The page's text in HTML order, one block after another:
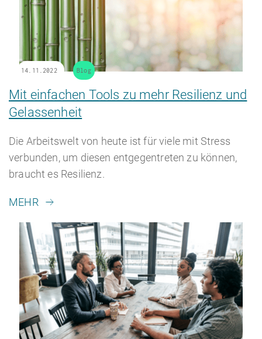
14.11.2022 Blog
Mit einfachen Tools zu mehr Resilienz und
Gelassenheit
Die Arbeitswelt von heute ist für viele mit Stress
verbunden, um diesen entgegentreten zu können,
braucht es Resilienz.
MEHR